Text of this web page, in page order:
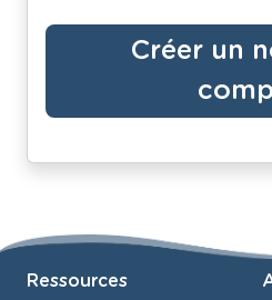
Créer un
Ressources